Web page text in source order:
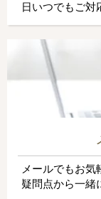
日いつでもご対
メールでもお
疑問点から一緒